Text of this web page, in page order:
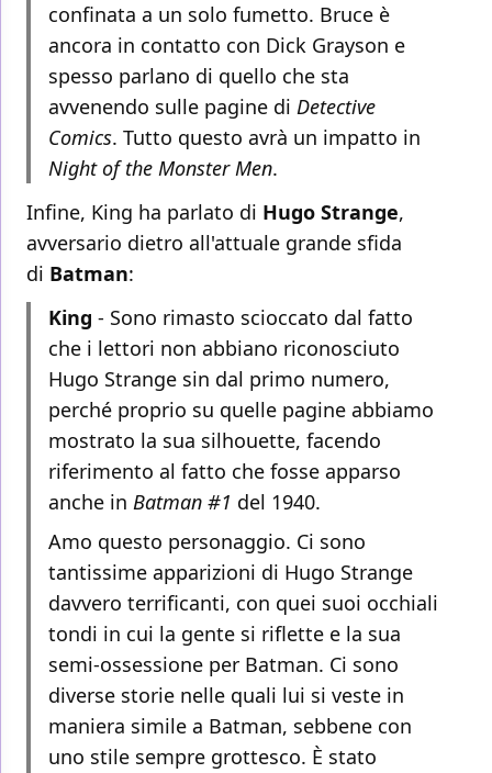
confinata a un solo fumetto. Bruce è
ancora in contatto con Dick Grayson e
spesso parlano di quello che sta
avvenendo sulle pagine di Detective
Comics. Tutto questo avrà un impatto in
Night of the Monster Men.
Infine, King ha parlato di Hugo Strange,
avversario dietro all'attuale grande sfida
di Batman:
King - Sono rimasto scioccato dal fatto
che i lettori non abbiano riconosciuto
Hugo Strange sin dal primo numero,
perché proprio su quelle pagine abbiamo
mostrato la sua silhouette, facendo
riferimento al fatto che fosse apparso
anche in Batman #1 del 1940.
Amo questo personaggio. Ci sono
tantissime apparizioni di Hugo Strange
davvero terrificanti, con quei suoi occhiali
tondi in cui la gente si riflette e la sua
semi-ossessione per Batman. Ci sono
diverse storie nelle quali lui si veste in
maniera simile a Batman, sebbene con
uno stile sempre grottesco. È stato